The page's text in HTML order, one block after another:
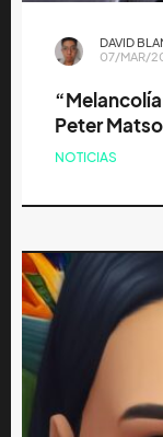
DAVID
07/MAR/
Peter
NOTICIAS